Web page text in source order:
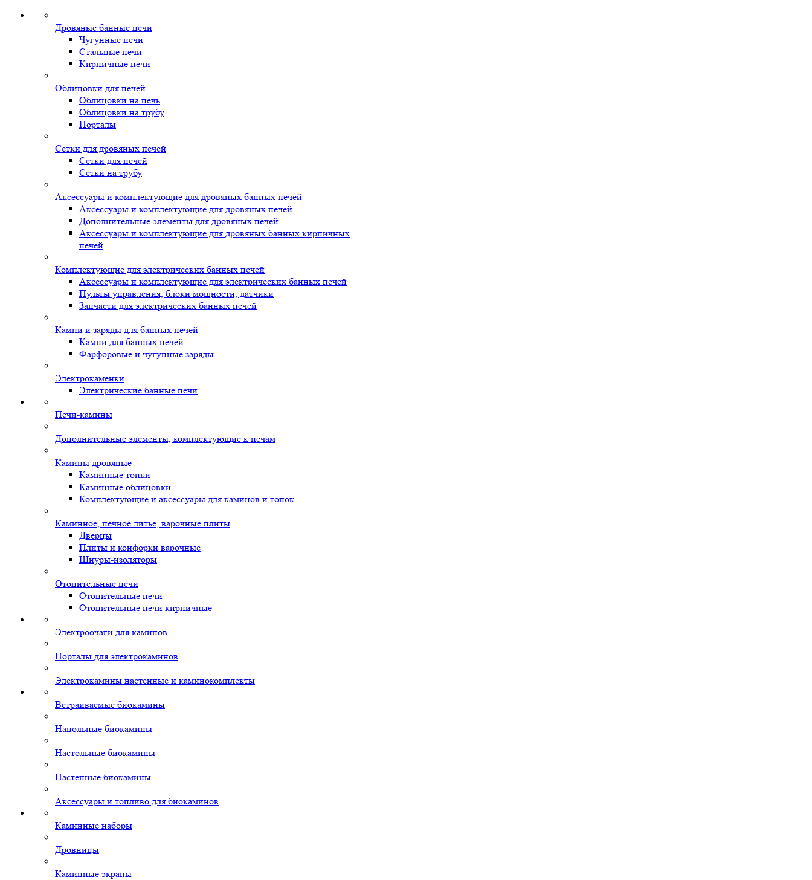
Дровяные банные печи
Чугунные печи
Стальные печи
Кирпичные печи
Облицовки для печей
Облицовки на печь
Облицовки на трубу
Порталы
Сетки для дровяных печей
Сетки для печей
Сетки на трубу
Аксессуары и комплектующие для дровяных банных печей
Аксессуары и комплектующие для дровяных печей
Дополнительные элементы для дровяных печей
Аксессуары и комплектующие для дровяных банных кирпичных
печей
Комплектующие для электрических банных печей
Аксессуары и комплектующие для электрических банных печей
Пульты управления, блоки мощности, датчики
Запчасти для электрических банных печей
Камни и заряды для банных печей
Камни для банных печей
Фарфоровые и чугунные заряды
Электрокаменки
Электрические банные печи
Печи-камины
Дополнительные элементы, комплектующие к печам
Камины дровяные
Каминные топки
Каминные облицовки
Комплектующие и аксессуары для каминов и топок
Каминное, печное литье, варочные плиты
Дверцы
Плиты и конфорки варочные
Шнуры-изоляторы
Отопительные печи
Отопительные печи
Отопительные печи кирпичные
Электроочаги для каминов
Порталы для электрокаминов
Электрокамины настенные и каминокомплекты
Встраиваемые биокамины
Напольные биокамины
Настольные биокамины
Настенные биокамины
Аксессуары и топливо для биокаминов
Каминные наборы
Дровницы
Каминные экраны